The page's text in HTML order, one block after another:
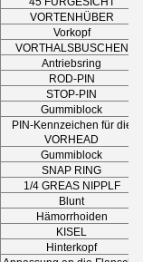
VORTENHÜBER
Vorkopf
VORTHALSBUSCHEN
Antriebsring
ROD-PIN
STOP-PIN
Gummiblock
PIN-Kennzeichen für die
VORHEAD
Gummiblock
SNAP RING
1/4 GREAS NIPPLF
Blunt
Hämorrhoiden
KISEL
Hinterkopf